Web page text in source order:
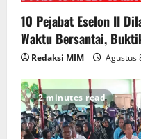
10 Pejabat Eselon II
Waktu Bersantai,
Redaksi MIM Agustus
2 minutes read